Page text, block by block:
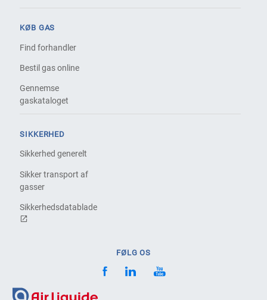
KØB GAS
Find forhandler
Bestil gas online
Gennemse
gaskataloget
SIKKERHED
Sikkerhed generelt
Sikker transport af
gasser
Sikkerhedsdatablade
FØLG OS